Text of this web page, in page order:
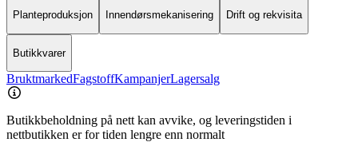
Planteproduksjon Innendørsmekanisering Drift og rekvisita
Butikkvarer
BruktmarkedFagstoffKampanjerLagersalg
Butikkbeholdning på nett kan avvike, og leveringstiden i
nettbutikken er for tiden lengre enn normalt